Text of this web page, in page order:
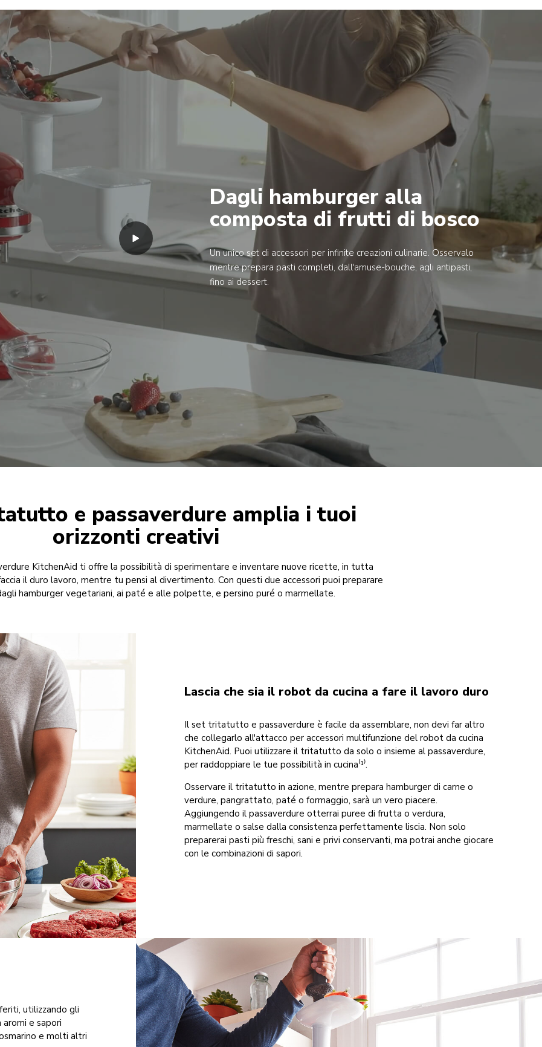
Dagli hamburger alla
composta di frutti di bosco
Un unico set di accessori per infinite creazioni culinarie. Osservalo
mentre prepara pasti completi, dall'amuse-bouche, agli antipasti,
fino ai dessert.
e passaverdure amplia i tuoi
orizzonti creativi
KitchenAid ti offre la possibilità di sperimentare e inventare nuove ricette, in tutta
il duro lavoro, mentre tu pensi al divertimento. Con questi due accessori puoi preparare
hamburger vegetariani, ai paté e alle polpette, e persino puré o marmellate.
Lascia che sia il robot da cucina a fare il lavoro duro
Il set tritatutto e passaverdure è facile da assemblare, non devi far altro
che collegarlo all'attacco per accessori multifunzione del robot da cucina
KitchenAid. Puoi utilizzare il tritatutto da solo o insieme al passaverdure,
per raddoppiare le tue possibilità in cucina⁽¹⁾.
Osservare il tritatutto in azione, mentre prepara hamburger di carne o
verdure, pangrattato, paté o formaggio, sarà un vero piacere.
Aggiungendo il passaverdure otterrai puree di frutta o verdura,
marmellate o salse dalla consistenza perfettamente liscia. Non solo
preparerai pasti più freschi, sani e privi conservanti, ma potrai anche giocare
con le combinazioni di sapori.
utilizzando gli
e sapori
e molti altri